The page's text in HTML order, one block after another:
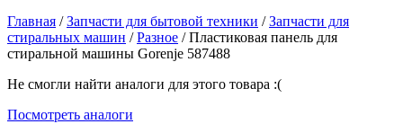
Главная /Запчасти для бытовой техники /Запчасти для
стиральных машин /Разное / Пластиковая панель для
стиральной машины Gorenje 587488
Не смогли найти аналоги для этого товара :(
Посмотреть аналоги